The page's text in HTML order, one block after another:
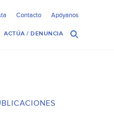
Contacto Apóyanos
ACTÚA / DENUNCIA